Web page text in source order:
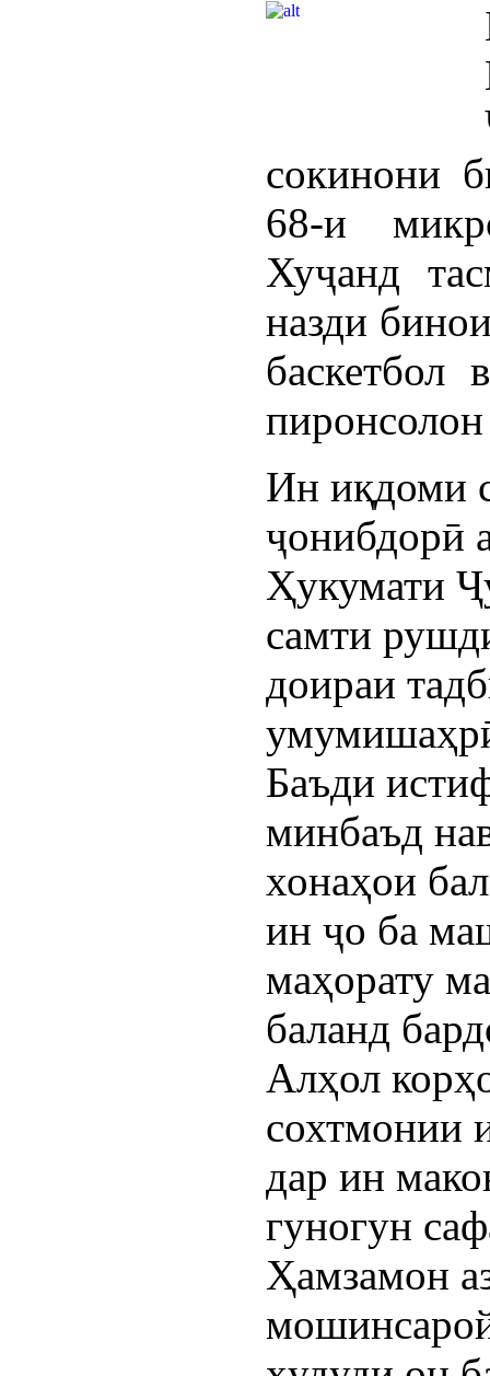
сокинони
68-и
Хуҷанд
назди
баскетбол
Ин иқдоми
ҷонибдорӣ
Ҳукумати
самти
доираи
Баъди
минбаъд
хонаҳои
ин ҷо ба
маҳорату
баланд
Алҳол
сохтмонии
дар ин
гуногун
Ҳамзамон